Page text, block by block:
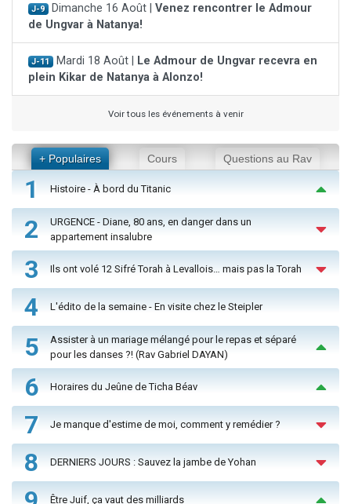
J-9 Dimanche 16 Août | Venez rencontrer le Admour
de Ungvar à Natanya!
J-11 Mardi 18 Août |
Le Admour de Ungvar recevra en
plein Kikar de Natanya à Alonzo!
Voir tous les événements à venir
+ Populaires Cours Questions au Rav
1 Histoire - À bord du Titanic
2
URGENCE - Diane, 80 ans, en danger dans un
appartement insalubre
3 Ils ont volé 12 Sifré Torah à Levallois… mais pas la Torah
4 L'édito de la semaine - En visite chez le Steipler
5
Assister à un mariage mélangé pour le repas et séparé
pour les danses ?! (Rav Gabriel DAYAN)
6 Horaires du Jeûne de Ticha Béav
7 Je manque d'estime de moi, comment y remédier ?
8 DERNIERS JOURS : Sauvez la jambe de Yohan
Être Juif, ça vaut des milliards